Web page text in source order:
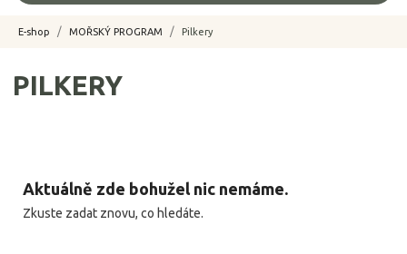
E-shop MOŘSKÝ PROGRAM Pilkery
PILKERY
Aktuálně zde bohužel nic nemáme.
Zkuste zadat znovu, co hledáte.